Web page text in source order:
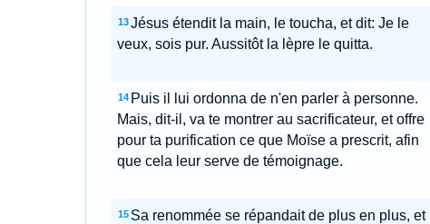
13 Jésus étendit la main, le toucha, et dit: Je le
veux, sois pur. Aussitôt la lèpre le quitta.
14 Puis il lui ordonna de n'en parler à personne.
Mais, dit-il, va te montrer au sacrificateur, et offre
pour ta purification ce que Moïse a prescrit, afin
que cela leur serve de témoignage.
15 Sa renommée se répandait de plus en plus, et